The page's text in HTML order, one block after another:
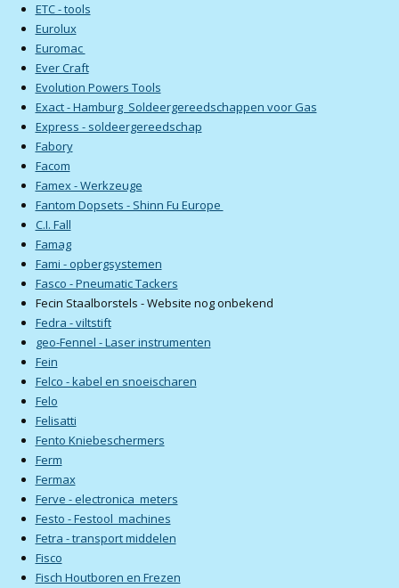
ETC - tools
Eurolux
Euromac
Ever Craft
Evolution Powers Tools
Exact - Hamburg Soldeergereedschappen voor Gas
Express - soldeergereedschap
Fabory
Facom
Famex - Werkzeuge
Fantom Dopsets - Shinn Fu Europe
C.I. Fall
Famag
Fami - opbergsystemen
Fasco - Pneumatic Tackers
Fecin Staalborstels - Website nog onbekend
Fedra - viltstift
geo-Fennel - Laser instrumenten
Fein
Felco - kabel en snoeischaren
Felo
Felisatti
Fento Kniebeschermers
Ferm
Fermax
Ferve - electronica meters
Festo - Festool machines
Fetra - transport middelen
Fisco
Fisch Houtboren en Frezen